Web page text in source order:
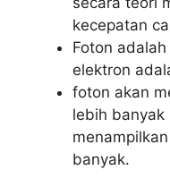
kecepatan
Foton
elektron
foton akan
lebih banyak
banyak.